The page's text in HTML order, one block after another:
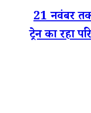
21 नवंबर
ट्रेन का रहा